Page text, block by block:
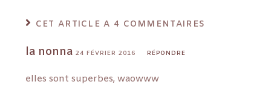
CET ARTICLE A 4 COMMENTAIRES
la nonna 24 FÉVRIER 2016 RÉPONDRE
elles sont superbes, waowww